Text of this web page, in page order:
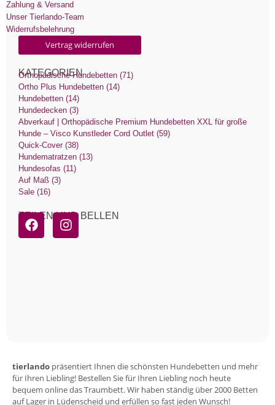
Zahlung & Versand
Unser Tierlando-Team
Widerrufsbelehrung
Vertrag widerrufen
KATEGORIEN
Orthopädische Hundebetten (71)
Ortho Plus Hundebetten (14)
Hundebetten (14)
Hundedecken (3)
Abverkauf | Orthopädische Premium Hundebetten XXL für große
Hunde – Visco Kunstleder Cord Outlet (59)
Quick-Cover (38)
Hundematratzen (13)
Hundesofas (11)
Auf Maß (3)
Sale (16)
TEILEN UND BELLEN
tierlando präsentiert Ihnen die schönsten Hundebetten und mehr
für Ihren Liebling! Bestellen Sie für Ihren Liebling noch heute
bequem online das Traumbett. Wir haben ständig über 2000 Betten
auf Lager in Lüdenscheid und erfüllen so fast jeden Wunsch!